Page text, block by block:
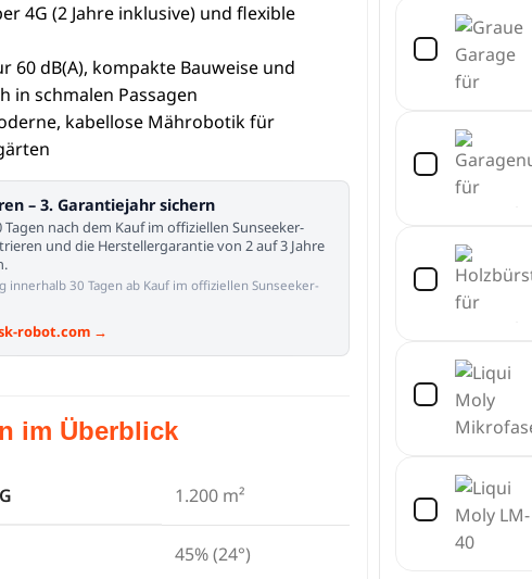
4G (2 Jahre inklusive) und flexible
60 dB(A), kompakte Bauweise und
in schmalen Passagen
kabellose Mährobotik für
– 3. Garantiejahr sichern
nach dem Kauf im offiziellen Sunseeker-
und die Herstellergarantie von 2 auf 3 Jahre
innerhalb 30 Tagen ab Kauf im offiziellen Sunseeker-
robot.com →
im Überblick
1.200 m²
45% (24°)